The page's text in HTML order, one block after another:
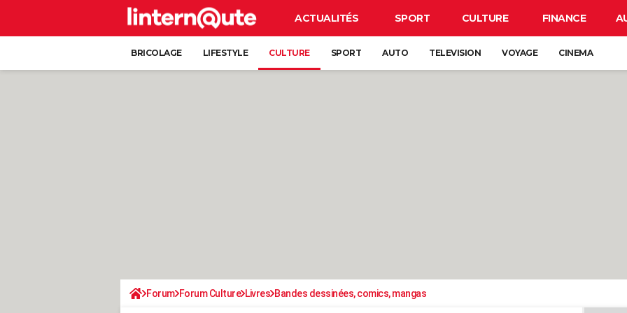
ACTUALITÉS SPORT CULTURE FINANCE
BRICOLAGE LIFESTYLE CULTURE SPORT AUTO TELEVISION VOYAGE CINEMA
Forum Forum Culture Livres Bandes dessinées, comics, mangas